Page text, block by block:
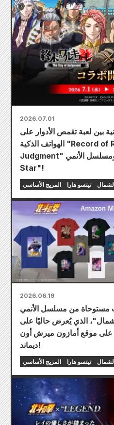
2026.07.01
بين لعبة تقمص الأدوار على
الهواتف الذكية "Record of Ragnarok: The Day of
Judgment" ومسلسل الأنمي "Fist of the North
Star"!
المزيج الأساسي تيتسو هارا
2026.06.19
مستوحاة من مسلسل الأنمي
الذي يُعرض حاليًا على
على موقع أمازون ميرش أون
ديماند!
المزيج الأساسي تيتسو هارا